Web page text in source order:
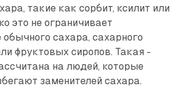
такие как сорбит, ксилит или
это не ограничивает
обычного сахара, сахарного
фруктовых сиропов. Такая
на людей, которые
заменителей сахара.